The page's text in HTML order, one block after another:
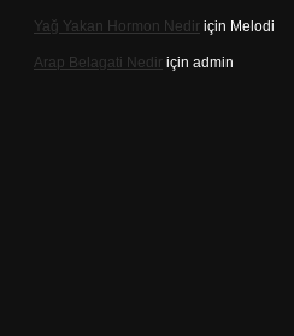
Yağ Yakan Hormon Nedir için Melodi
Arap Belagati Nedir için admin